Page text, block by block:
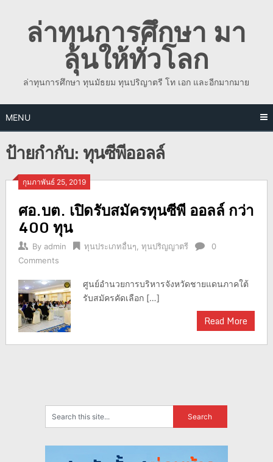
contentล่าทุนการศึกษา มา
ลุ้นให้ทั่วโลก
ล่าทุนการศึกษา ทุนมัธยม ทุนปริญาตรี โท เอก และอีกมากมาย
MENU
ป้ายกำกับ:ทุนซีพีออลล์
กุมภาพันธ์ 25, 2019
ศอ.บต. เปิดรับสมัครทุนซีพี ออลล์ กว่า
400 ทุน
By admin ทุนประเภทอื่นๆ ทุนปริญญาตรี
0
Comments
ศูนย์อำนวยการบริหารจังหวัดชายแดนภาคใต้
รับสมัครคัดเลือก […]
Read More